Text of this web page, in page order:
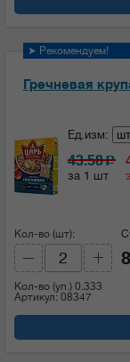
➤ Рекомендуем!
Гречневая
Ед.изм:
43.58c
за 1 шт
Кол-во (шт):
Кол-во (уп.) 0.333
Артикул: 08347